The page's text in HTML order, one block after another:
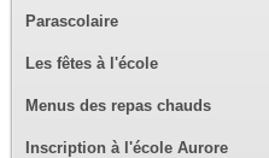
Parascolaire
Les fêtes à l'école
Menus des repas chauds
Inscription à l'école Aurore